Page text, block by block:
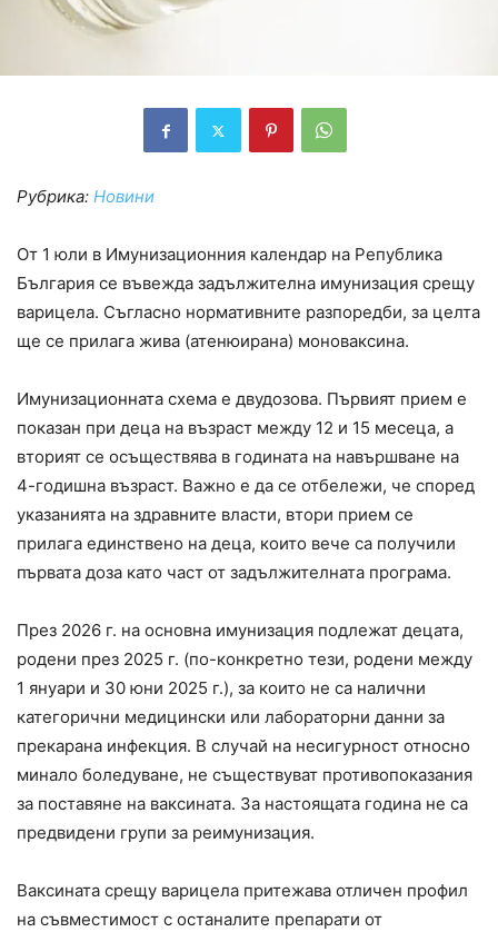
Рубрика: Новини
От 1 юли в Имунизационния календар на Република
България се въвежда задължителна имунизация срещу
варицела. Съгласно нормативните разпоредби, за целта
ще се прилага жива (атенюирана) моноваксина.
Имунизационната схема е двудозова. Първият прием е
показан при деца на възраст между 12 и 15 месеца, а
вторият се осъществява в годината на навършване на
4-годишна възраст. Важно е да се отбележи, че според
указанията на здравните власти, втори прием се
прилага единствено на деца, които вече са получили
първата доза като част от задължителната програма.
През 2026 г. на основна имунизация подлежат децата,
родени през 2025 г. (по-конкретно тези, родени между
1 януари и 30 юни 2025 г.), за които не са налични
категорични медицински или лабораторни данни за
прекарана инфекция. В случай на несигурност относно
минало боледуване, не съществуват противопоказания
за поставяне на ваксината. За настоящата година не са
предвидени групи за реимунизация.
Ваксината срещу варицела притежава отличен профил
на съвместимост с останалите препарати от